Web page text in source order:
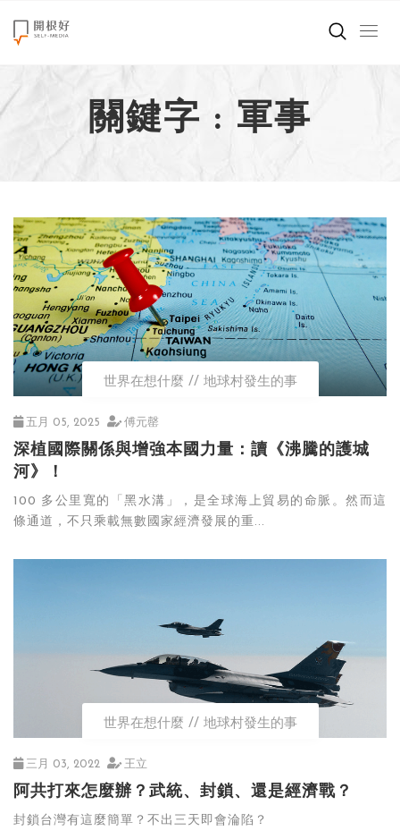
來點正能量
世界在想什麼
創造美好生活
職場商業經濟
影片專區
關於我們
關鍵字 : 軍事
世界在想什麼 地球村發生的事
五月 05, 2025 傅元罄
深植國際關係與增強本國力量：讀《沸騰的護城
河》！
100 多公里寬的「黑水溝」，是全球海上貿易的命脈。然而這
條通道，不只乘載無數國家經濟發展的重...
世界在想什麼 地球村發生的事
三月 03, 2022 王立
阿共打來怎麼辦？武統、封鎖、還是經濟戰？
封鎖台灣有這麼簡單？不出三天即會淪陷？